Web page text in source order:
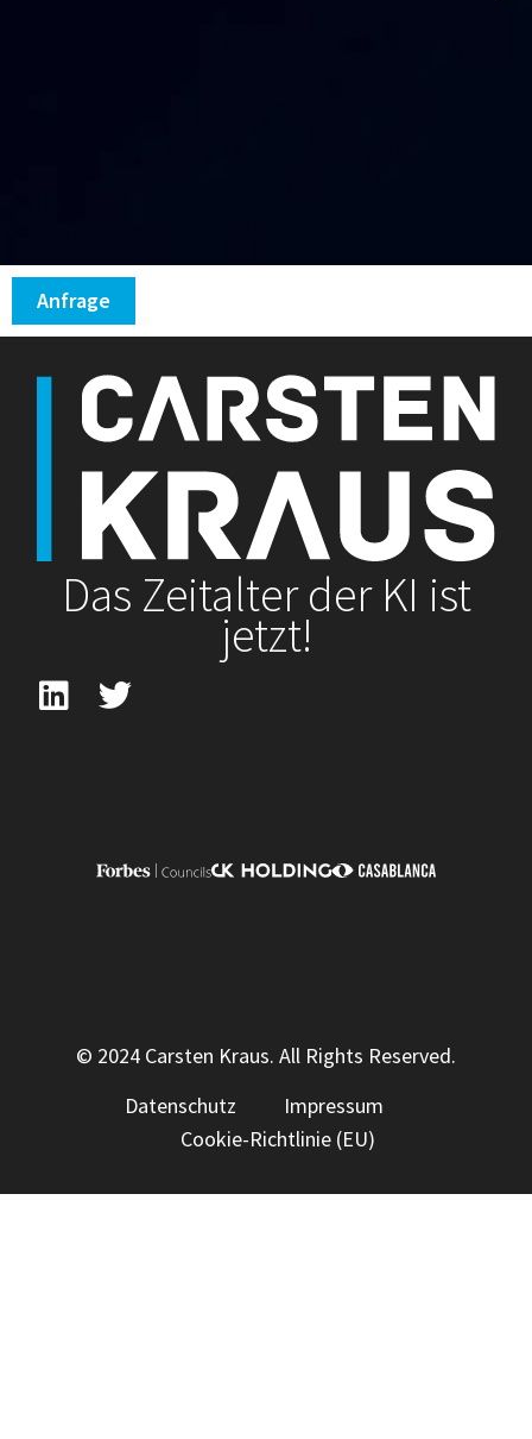
Anfrage
Das Zeitalter der KI ist
jetzt!
© 2024 Carsten Kraus. All Rights Reserved.
Datenschutz
Impressum
Cookie-Richtlinie (EU)